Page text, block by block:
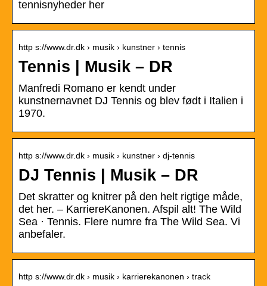
tennisnyheder her
http s://www.dr.dk › musik › kunstner › tennis
Tennis | Musik – DR
Manfredi Romano er kendt under
kunstnernavnet DJ Tennis og blev født i Italien i
1970.
http s://www.dr.dk › musik › kunstner › dj-tennis
DJ Tennis | Musik – DR
Det skratter og knitrer på den helt rigtige måde,
det her. – KarriereKanonen. Afspil alt! The Wild
Sea · Tennis. Flere numre fra The Wild Sea. Vi
anbefaler.
http s://www.dr.dk › musik › karrierekanonen › track